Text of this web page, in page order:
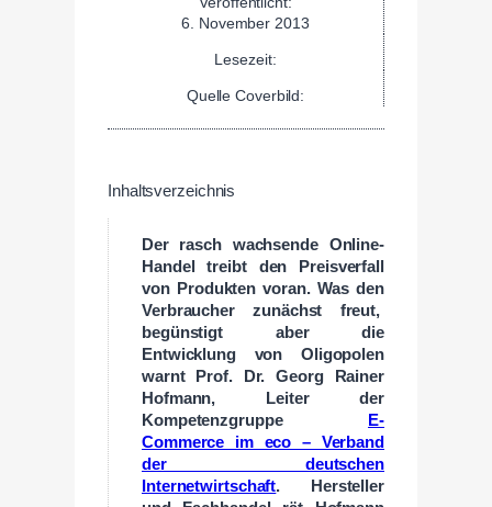
6. November 2013
Lesezeit:
Quelle Coverbild:
Inhaltsverzeichnis
Der rasch wachsende Online-
Handel treibt den Preisverfall
von Produkten voran. Was den
Verbraucher zunächst freut,
begünstigt aber die
Entwicklung von Oligopolen
warnt Prof. Dr. Georg Rainer
Hofmann, Leiter der
Kompetenzgruppe
E-
Commerce im eco – Verband
der deutschen
Internetwirtschaft. Hersteller